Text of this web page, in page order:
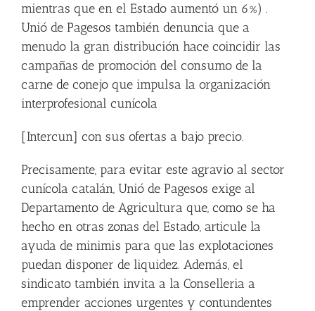
mientras que en el Estado aumentó un 6%) .
Unió de Pagesos también denuncia que a
menudo la gran distribución hace coincidir las
campañas de promoción del consumo de la
carne de conejo que impulsa la organización
interprofesional cunícola
[Intercun] con sus ofertas a bajo precio.
Precisamente, para evitar este agravio al sector
cunícola catalán, Unió de Pagesos exige al
Departamento de Agricultura que, como se ha
hecho en otras zonas del Estado, articule la
ayuda de minimis para que las explotaciones
puedan disponer de liquidez. Además, el
sindicato también invita a la Conselleria a
emprender acciones urgentes y contundentes